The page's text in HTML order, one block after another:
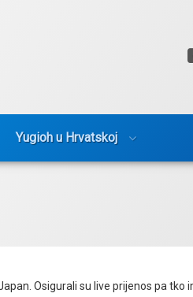
Yugioh u Hrvatskoj
Osigurali su live prijenos pa